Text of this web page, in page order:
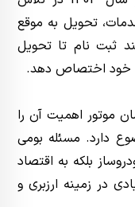
تحویل به موقع
ثبت نام تا تحویل
خود اختصاص دهد.
موتور اهمیت آن را
دارد. مسئله بومی
بلکه به اقتصاد
در زمینه ارزبری و